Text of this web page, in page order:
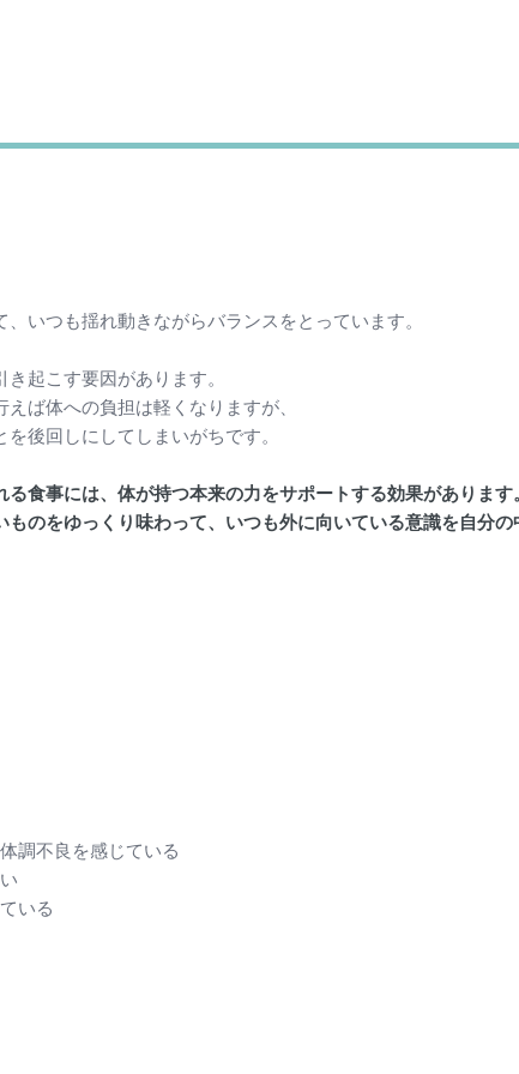
いつも揺れ動きながらバランスをとっています。
起こす要因があります。
ば体への負担は軽くなりますが、
後回しにしてしまいがちです。
食事には、体が持つ本来の力をサポートする効果があります。
のをゆっくり味わって、いつも外に向いている意識を自分
調不良を感じている
いる